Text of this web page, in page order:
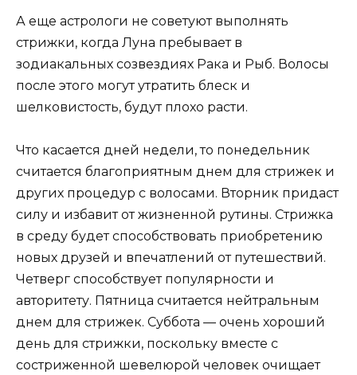
А еще астрологи не советуют выполнять
стрижки, когда Луна пребывает в
зодиакальных созвездиях Рака и Рыб. Волосы
после этого могут утратить блеск и
шелковистость, будут плохо расти.
Что касается дней недели, то понедельник
считается благоприятным днем для стрижек и
других процедур с волосами. Вторник придаст
силу и избавит от жизненной рутины. Стрижка
в среду будет способствовать приобретению
новых друзей и впечатлений от путешествий.
Четверг способствует популярности и
авторитету. Пятница считается нейтральным
днем для стрижек. Суббота — очень хороший
день для стрижки, поскольку вместе с
состриженной шевелюрой человек очищает